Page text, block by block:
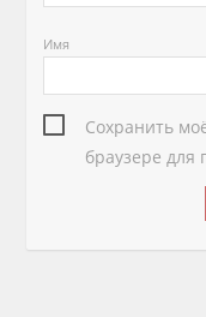
Имя
Сохранить
браузере